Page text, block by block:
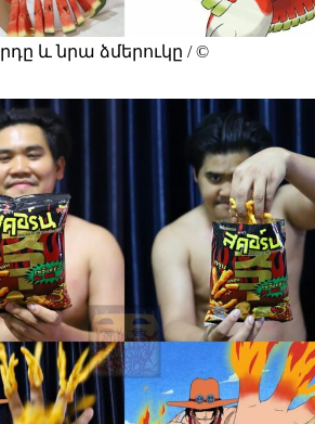
և նրա ձմերուկը / ©